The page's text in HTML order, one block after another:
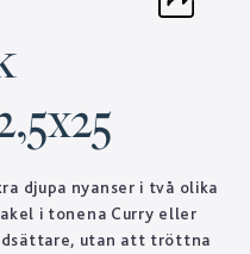
djupa nyanser i två olika
i tonena Curry eller
utan att tröttna